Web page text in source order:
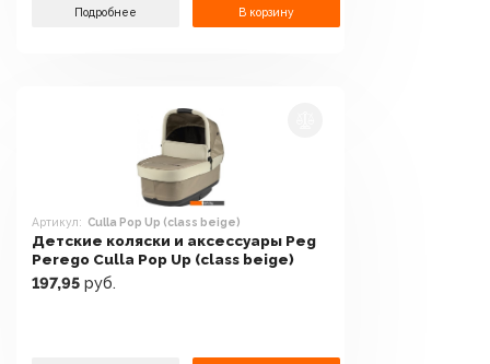
Подробнее В корзину
Артикул: Culla Pop Up (class beige)
Детские коляски и аксессуары Peg
Perego Culla Pop Up (class beige)
197,95 руб.